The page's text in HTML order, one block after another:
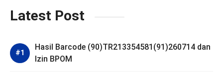
Latest Post
Hasil Barcode (90)TR213354581(91)260714 dan
Izin BPOM